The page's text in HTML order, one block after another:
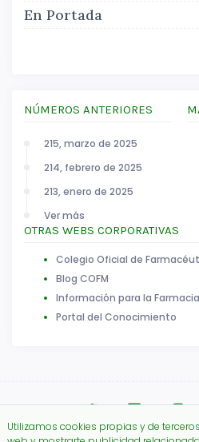
En Portada
NÚMEROS ANTERIORES
215, marzo de 2025
214, febrero de 2025
213, enero de 2025
Ver más
OTRAS WEBS CORPORATIVAS
Colegio Oficial de
Blog COFM
Información para la Farmacia
Portal del Conocimiento
Utilizamos cookies propias y de